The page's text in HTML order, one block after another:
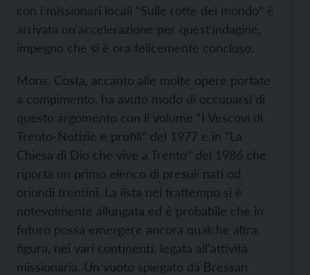
con i missionari locali “Sulle rotte del mondo” è
arrivata un'accelerazione per quest'indagine,
impegno che si è ora felicemente concluso.
Mons. Costa, accanto alle molte opere portate
a compimento, ha avuto modo di occuparsi di
questo argomento con il volume “I Vescovi di
Trento-Notizie e profili” del 1977 e in “La
Chiesa di Dio che vive a Trento” del 1986 che
riporta un primo elenco di presuli nati od
oriundi trentini. La lista nel frattempo si è
notevolmente allungata ed è probabile che in
futuro possa emergere ancora qualche altra
figura, nei vari continenti, legata all'attività
missionaria. Un vuoto spiegato da Bressan